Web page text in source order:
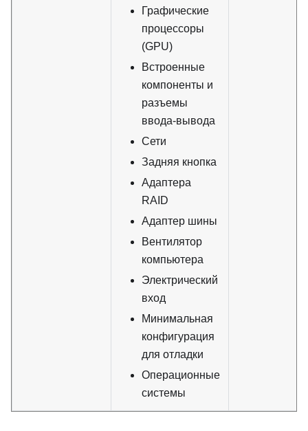
Графические
процессоры
(GPU)
Встроенные
компоненты и
разъемы
ввода-вывода
Сети
Задняя кнопка
Адаптера
RAID
Адаптер шины
Вентилятор
компьютера
Электрический
вход
Минимальная
конфигурация
для отладки
Операционные
системы